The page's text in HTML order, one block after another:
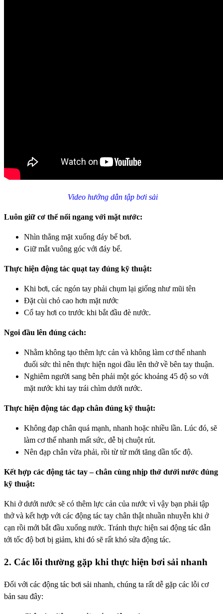
Video hướng dẫn tập bơi sải
Luôn giữ cơ thể nổi ngang với mặt nước:
Nhìn thẳng mặt xuống đáy bể bơi.
Giữ mắt vuông góc với đáy bể.
Thực hiện động tác quạt tay đúng kỹ thuật:
Khi bơi, các ngón tay phải chụm lại giống như mũi tên
Đặt cùi chỏ cao hơn mặt nước
Cổ tay hơi co trước khi bắt đầu đè nước.
Ngoi đầu lên đúng cách:
Nhằm không tạo thêm lực cản và không làm cơ thể nhanh
đuối sức thì nên thực hiện ngoi đầu lên thở về bên tay thuận.
Nghiêm người sang bên phải một góc khoảng 45 độ so với
mặt nước khi tay trái chìm dưới nước.
Thực hiện động tác đạp chân đúng kỹ thuật:
Không đạp chân quá mạnh, nhanh hoặc nhiều lần. Lúc đó, sẽ
làm cơ thể nhanh mất sức, dễ bị chuột rút.
Nên đạp chân vừa phải, rồi từ từ mới tăng dần tốc độ.
Kết hợp các động tác tay – chân cùng nhịp thở dưới nước đúng
kỹ thuật:
Khi ở dưới nước sẽ có thêm lực cản của nước vì vậy bạn phải tập
thở và kết hợp với các động tác tay chân thật nhuần nhuyễn khi ở
cạn rồi mới bắt đầu xuống nước. Tránh thực hiện sai động tác dẫn
tới tốc độ bơi bị giảm, khi đó sẽ rất khó sửa động tác.
2. Các lỗi thường gặp khi thực hiện bơi sải nhanh
Đối với các động tác bơi sải nhanh, chúng ta rất dễ gặp các lỗi cơ
bản sau đây: